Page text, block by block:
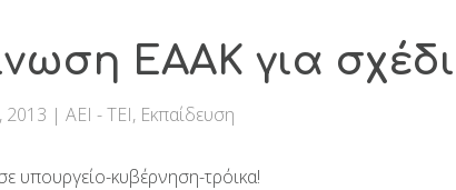
ΕΑΑΚ για
2013 | ΑΕΙ - ΤΕΙ, Εκπαίδευση
υπουργείο-κυβέρνηση-τρόικα!